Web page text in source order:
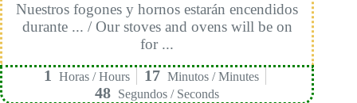
Nuestros fogones y hornos estarán encendidos
durante ... / Our stoves and ovens will be on
for ...
1 Horas / Hours 17 Minutos / Minutes
47 Segundos / Seconds